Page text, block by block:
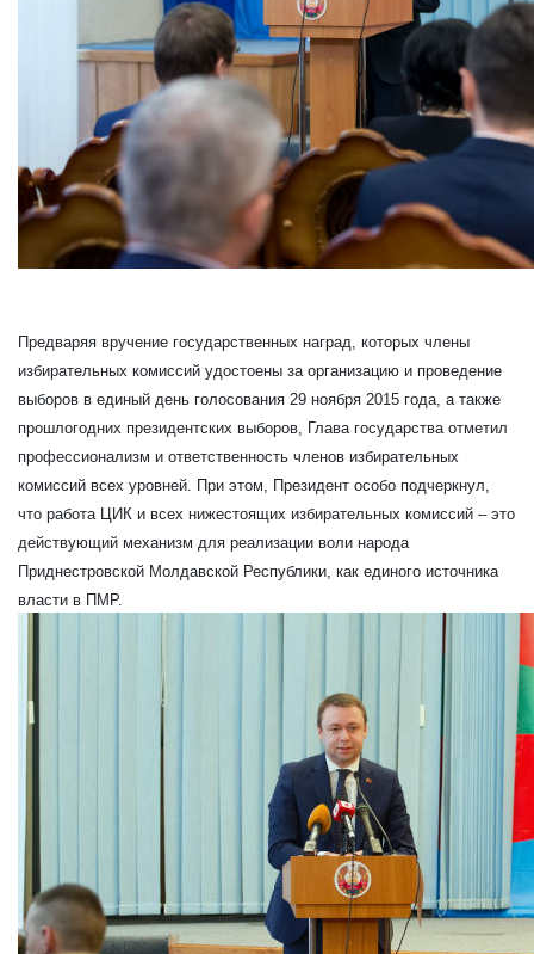
Предваряя вручение государственных наград, которых члены
избирательных комиссий удостоены за организацию и проведение
выборов в единый день голосования 29 ноября 2015 года, а также
прошлогодних президентских выборов, Глава государства отметил
профессионализм и ответственность членов избирательных
комиссий всех уровней. При этом, Президент особо подчеркнул,
что работа ЦИК и всех нижестоящих избирательных комиссий – это
действующий механизм для реализации воли народа
Приднестровской Молдавской Республики, как единого источника
власти в ПМР.